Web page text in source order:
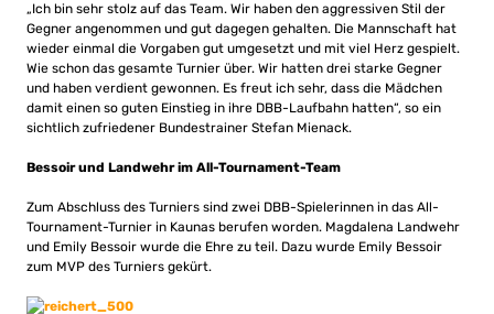
„Ich bin sehr stolz auf das Team. Wir haben den aggressiven Stil der
Gegner angenommen und gut dagegen gehalten. Die Mannschaft hat
wieder einmal die Vorgaben gut umgesetzt und mit viel Herz gespielt.
Wie schon das gesamte Turnier über. Wir hatten drei starke Gegner
und haben verdient gewonnen. Es freut ich sehr, dass die Mädchen
damit einen so guten Einstieg in ihre DBB-Laufbahn hatten“, so ein
sichtlich zufriedener Bundestrainer Stefan Mienack.
Bessoir und Landwehr im All-Tournament-Team
Zum Abschluss des Turniers sind zwei DBB-Spielerinnen in das All-
Tournament-Turnier in Kaunas berufen worden. Magdalena Landwehr
und Emily Bessoir wurde die Ehre zu teil. Dazu wurde Emily Bessoir
zum MVP des Turniers gekürt.